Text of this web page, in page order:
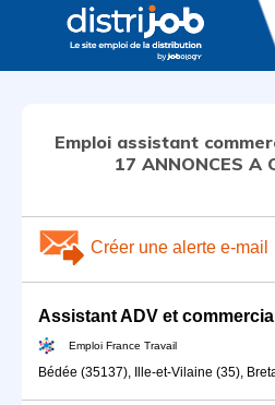
Emploi assistant
17 ANNONCES A
Créer une alerte e-mail
Assistant ADV et
Emploi France Travail
Bédée (35137), Ille-et-Vilaine (35),